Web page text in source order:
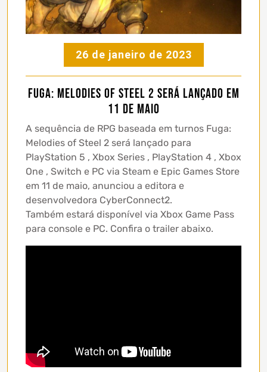
26 de janeiro de 2023
Fuga: Melodies of Steel 2 será lançado em
11 de maio
A sequência de RPG baseada em turnos Fuga:
Melodies of Steel 2 será lançado para
PlayStation 5 , Xbox Series , PlayStation 4 , Xbox
One , Switch e PC via Steam e Epic Games Store
em 11 de maio, anunciou a editora e
desenvolvedora CyberConnect2.
Também estará disponível via Xbox Game Pass
para console e PC. Confira o trailer abaixo.